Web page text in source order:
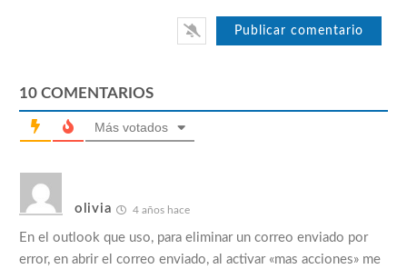
10 COMENTARIOS
Más votados
olivia 4 años hace
En el outlook que uso, para eliminar un correo enviado por
error, en abrir el correo enviado, al activar «mas acciones» me